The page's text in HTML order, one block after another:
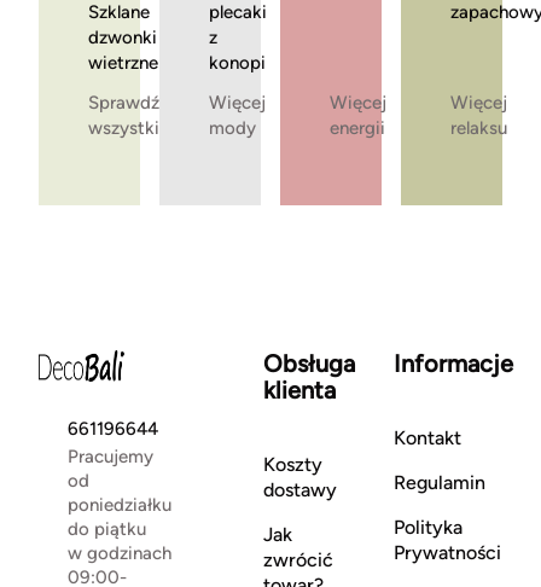
Szklane
dzwonki
wietrzne
Sprawdź
wszystkie
plecaki
z
konopi
Więcej
mody
Więcej
energii
Więcej
relaksu
661196644
Pracujemy
od
poniedziałku
do piątku
w godzinach
09:00-
Obsługa
klienta
Koszty
dostawy
Jak
zwrócić
Informacje
Kontakt
Regulamin
Polityka
Prywatności